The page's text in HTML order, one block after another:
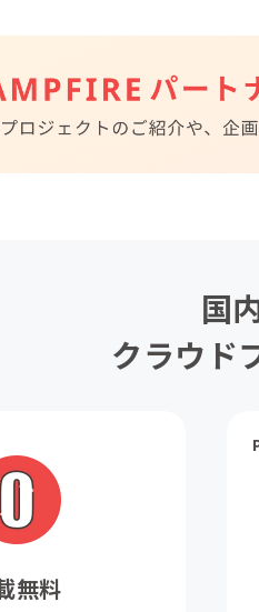
国
クラウド
無料